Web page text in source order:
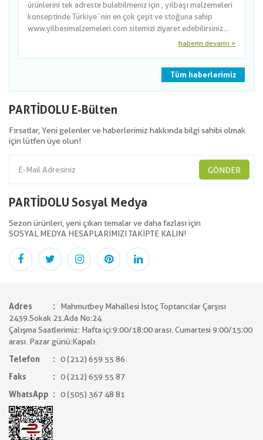
ürünlerini tek adreste bulabilmeniz için , yılbaşı malzemeleri
konseptinde Türkiye´nin en çok çeşit ve stoğuna sahip
www.yilbasimalzemeleri.com sitemizi ziyaret edebilirsiniz...
haberin devamı >
Tüm haberlerimiz
PARTİDOLU E-Bülten
Fırsatlar, Yeni gelenler ve haberlerimiz hakkında bilgi sahibi olmak
için lütfen üye olun!
GÖNDER
PARTİDOLU Sosyal Medya
Sezon ürünleri, yeni çıkan temalar ve daha fazlası için
SOSYAL MEDYA HESAPLARIMIZI TAKİPTE KALIN!
Adres
Mahmutbey Mahallesi İstoç Toptancılar Çarşısı
2439.Sokak 21.Ada No:24
Çalışma Saatlerimiz: Hafta içi:9:00/18:00 arası. Cumartesi 9:00/15:00
arası. Pazar günü:Kapalı.
Telefon
0 (212) 659 55 86
Faks
0 (212) 659 55 87
WhatsApp
0 (505) 367 48 81